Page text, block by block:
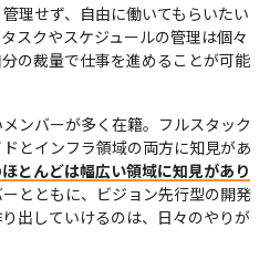
理せず、自由に働いてもらいたい
スクやスケジュールの管理は個々
の裁量で仕事を進めることが可能
ンバーが多く在籍。フルスタック
とインフラ領域の両方に知見があ
とんどは幅広い領域に知見があり
とともに、ビジョン先行型の開発
出していけるのは、日々のやりが